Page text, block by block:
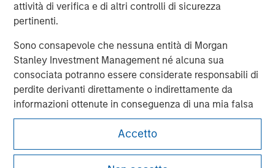
attività di verifica e di altri controlli di sicurezza
pertinenti.
Sono consapevole che nessuna entità di Morgan
Stanley Investment Management né alcuna sua
consociata potranno essere considerate responsabili di
perdite derivanti direttamente o indirettamente da
informazioni ottenute in conseguenza di una mia falsa
o erronea interpretazione. Accettando le presenti
dichiarazioni, confermo anche la mia accettazione
delleTerms of Use, che ho letto e compreso. Se le
dichiarazioni sopra riportate sono corrette, selezionare
Accetto
Morgan Stanley
Morgan Stanley Careers